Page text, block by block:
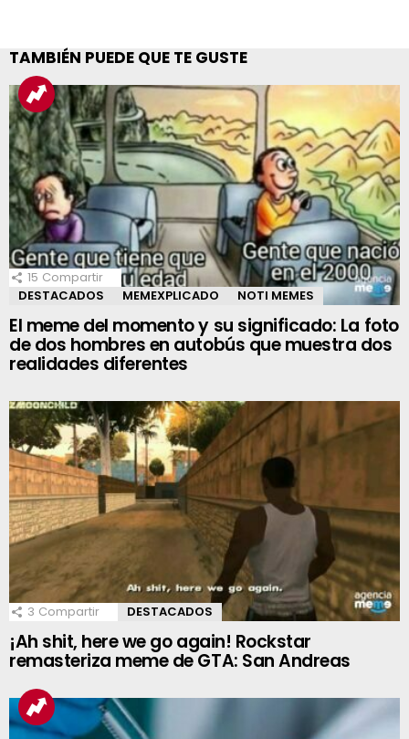
TAMBIÉN PUEDE QUE TE GUSTE
15 Compartir
DESTACADOS
MEMEXPLICADO NOTI MEMES
El meme del momento y su significado: La foto
de dos hombres en autobús que muestra dos
realidades diferentes
3 Compartir DESTACADOS
¡Ah shit, here we go again! Rockstar
remasteriza meme de GTA: San Andreas